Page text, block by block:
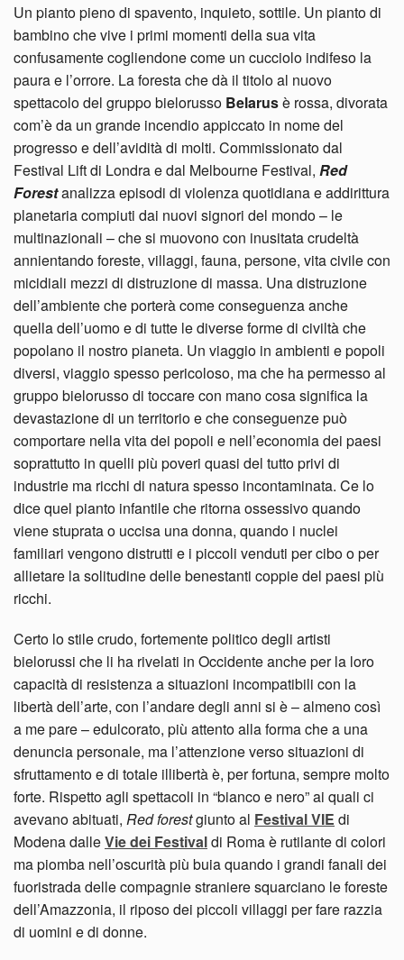
Un pianto pieno di spavento, inquieto, sottile. Un pianto di
bambino che vive i primi momenti della sua vita
confusamente cogliendone come un cucciolo indifeso la
paura e l’orrore. La foresta che dà il titolo al nuovo
spettacolo del gruppo bielorusso Belarusè rossa, divorata
com’è da un grande incendio appiccato in nome del
progresso e dell’avidità di molti. Commissionato dal
Festival Lift di Londra e dal Melbourne Festival, Red
Forestanalizza episodi di violenza quotidiana e addirittura
planetaria compiuti dai nuovi signori del mondo – le
multinazionali – che si muovono con inusitata crudeltà
annientando foreste, villaggi, fauna, persone, vita civile con
micidiali mezzi di distruzione di massa. Una distruzione
dell’ambiente che porterà come conseguenza anche
quella dell’uomo e di tutte le diverse forme di civiltà che
popolano il nostro pianeta. Un viaggio in ambienti e popoli
diversi, viaggio spesso pericoloso, ma che ha permesso al
gruppo bielorusso di toccare con mano cosa significa la
devastazione di un territorio e che conseguenze può
comportare nella vita dei popoli e nell’economia dei paesi
soprattutto in quelli più poveri quasi del tutto privi di
industrie ma ricchi di natura spesso incontaminata. Ce lo
dice quel pianto infantile che ritorna ossessivo quando
viene stuprata o uccisa una donna, quando i nuclei
familiari vengono distrutti e i piccoli venduti per cibo o per
allietare la solitudine delle benestanti coppie del paesi più
ricchi.
Certo lo stile crudo, fortemente politico degli artisti
bielorussi che li ha rivelati in Occidente anche per la loro
capacità di resistenza a situazioni incompatibili con la
libertà dell’arte, con l’andare degli anni si è – almeno così
a me pare – edulcorato, più attento alla forma che a una
denuncia personale, ma l’attenzione verso situazioni di
sfruttamento e di totale illibertà è, per fortuna, sempre molto
forte. Rispetto agli spettacoli in “bianco e nero” ai quali ci
avevano abituati, Red forestgiunto al Festival VIE di
Modena dalleVie dei Festivaldi Roma è rutilante di colori
ma piomba nell’oscurità più buia quando i grandi fanali dei
fuoristrada delle compagnie straniere squarciano le foreste
dell’Amazzonia, il riposo dei piccoli villaggi per fare razzia
di uomini e di donne.